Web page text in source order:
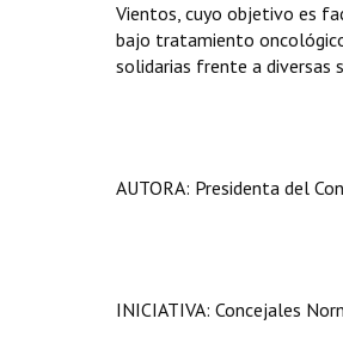
Vientos, cuyo objetivo es
bajo tratamiento
solidarias frente a diversas
AUTORA: Presidenta del
INICIATIVA: Concejales